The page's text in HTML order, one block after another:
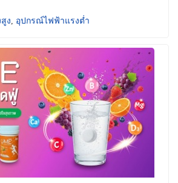
ง อุปกรณ์ไฟฟ้าแรงต่ำ